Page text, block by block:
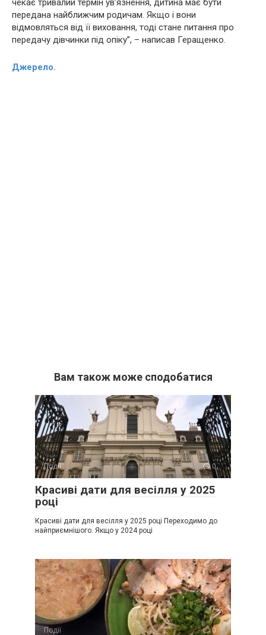
чекає тривалий термін ув’язнeння, дитина має бути
передана найближчим родичам. Якщо і вони
відмовляться від її виховання, тоді стане питання про
передачу дівчинки під опіку”, – написав Геращенко.
Джерело.
Вам також може сподобатися
Події 0
Красиві дати для весілля у 2025
році
Красиві дати для весілля у 2025 році Переходимо до
найприємнішого. Якщо у 2024 році
Події 0